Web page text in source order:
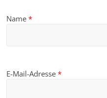
Name*
E-Mail-Adresse*